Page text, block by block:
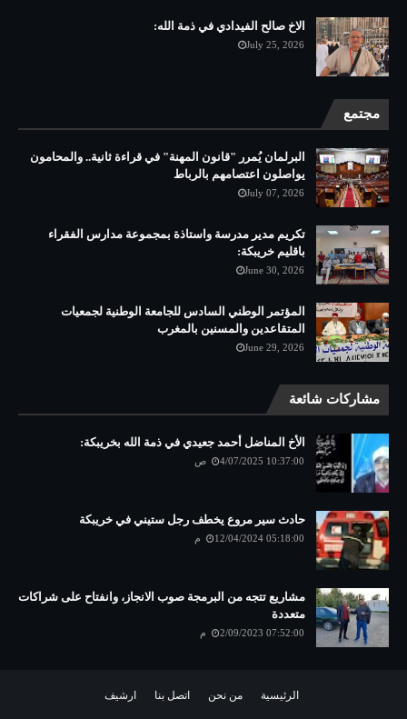
الاخ صالح الفيدادي في ذمة الله:
July 25, 2026
مجتمع
البرلمان يُمرر "قانون المهنة" في قراءة ثانية.. والمحامون
يواصلون اعتصامهم بالرباط
July 07, 2026
تكريم مدير مدرسة واستاذة بمجموعة مدارس الفقراء
باقليم خريبكة:
June 30, 2026
المؤتمر الوطني السادس للجامعة الوطنية لجمعيات
المتقاعدين والمسنين بالمغرب
June 29, 2026
مشاركات شائعة
الأخ المناضل أحمد جعيدي في ذمة الله بخريبكة:
4/07/2025 10:37:00 ص
حادث سير مروع يخطف رجل ستيني في خريبكة
12/04/2024 05:18:00 م
مشاريع تتجه من البرمجة صوب الانجاز، وانفتاح على شراكات
متعددة
2/09/2023 07:52:00 م
الرئيسية من نحن اتصل بنا ارشيف